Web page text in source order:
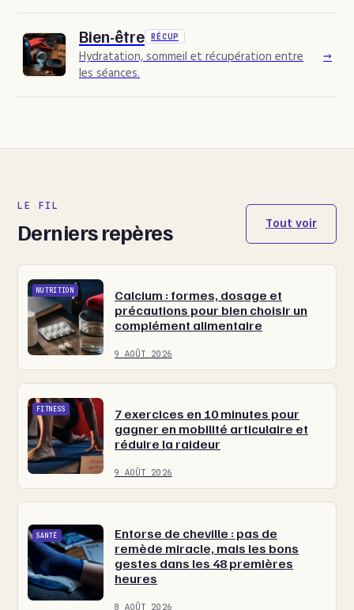
Bien-être RÉCUP
Hydratation, sommeil et récupération entre
les séances.
→
LE FIL
Derniers repères Tout voir
NUTRITION
Calcium : formes, dosage et
précautions pour bien choisir un
complément alimentaire
9 AOÛT 2026
FITNESS
7 exercices en 10 minutes pour
gagner en mobilité articulaire et
réduire la raideur
9 AOÛT 2026
SANTÉ
Entorse de cheville : pas de
remède miracle, mais les bons
gestes dans les 48 premières
heures
8 AOÛT 2026